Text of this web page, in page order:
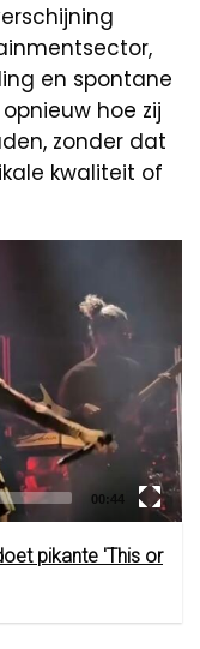
en spontane
hoe zij
zonder dat
kwaliteit of
Total
duration
00:44
pikante 'This or